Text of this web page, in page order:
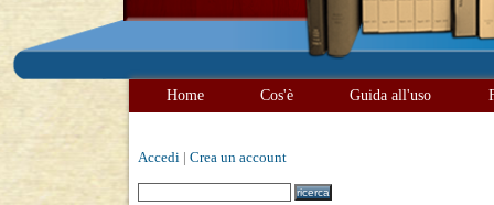
Home Cos'è Guida all'uso
Accedi Crea un account